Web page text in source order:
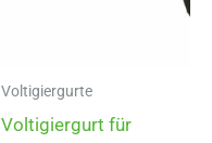
Voltigiergurte
Voltigiergurt für